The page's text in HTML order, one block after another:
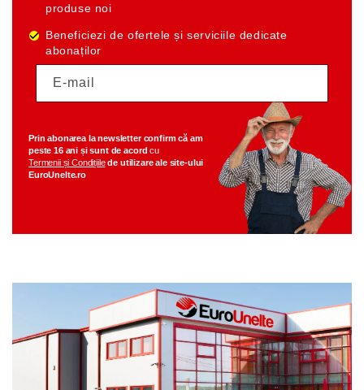
produse noi
Beneficiezi de ofertele și serviciile dedicate
abonaților
E-mail
Prin abonarea la newsletter confirm că am
peste 16 ani și sunt de acord cu
Termenii și Condițiile de utilizare ale site-ului
EuroUnelte.ro